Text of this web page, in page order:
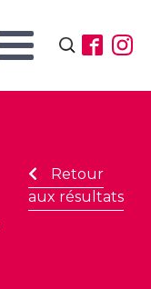
Rechercher :
Retour
aux résultats